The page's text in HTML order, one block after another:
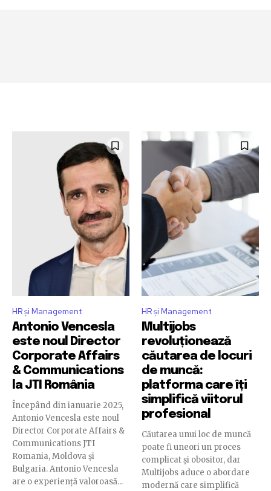
HR și Management
Antonio Vencesla
este noul Director
Corporate Affairs
& Communications
la JTI România
Începând din ianuarie 2025,
Antonio Vencesla este noul
Director Corporate Affairs &
Communications JTI
Romania, Moldova și
Bulgaria. Antonio Vencesla
are o experiență valoroasă...
HR și Management
Multijobs
revoluționează
căutarea de locuri
de muncă:
platforma care îți
simplifică viitorul
profesional
Căutarea unui loc de muncă
poate fi uneori un proces
complicat și obositor, dar
Multijobs aduce o abordare
modernă care simplifică